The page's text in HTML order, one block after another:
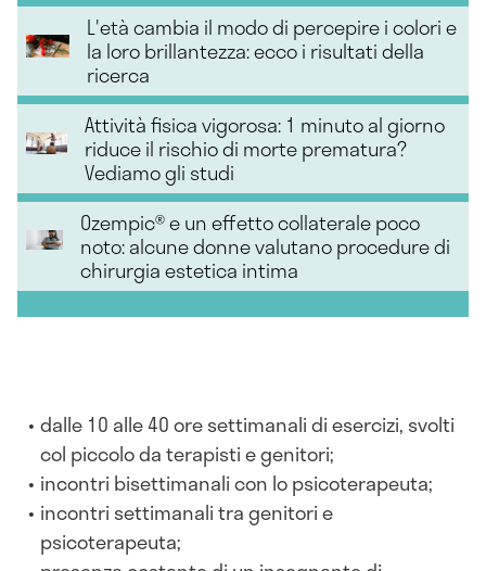
L'età cambia il modo di percepire i colori e
la loro brillantezza: ecco i risultati della
ricerca
Attività fisica vigorosa: 1 minuto al giorno
riduce il rischio di morte prematura?
Vediamo gli studi
Ozempic® e un effetto collaterale poco
noto: alcune donne valutano procedure di
chirurgia estetica intima
dalle 10 alle 40 ore settimanali di esercizi, svolti
col piccolo da terapisti e genitori;
incontri bisettimanali con lo psicoterapeuta;
incontri settimanali tra genitori e
psicoterapeuta;